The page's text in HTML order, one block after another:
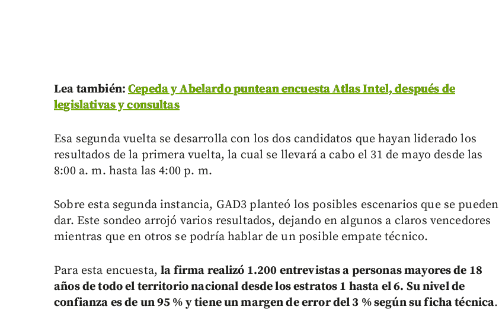
Lea también:Cepeda y Abelardo puntean encuesta Atlas Intel, después de
legislativas y consultas
Esa segunda vuelta se desarrolla con los dos candidatos que hayan liderado los
resultados de la primera vuelta, la cual se llevará a cabo el 31 de mayo desde las
8:00 a. m. hasta las 4:00 p. m.
Sobre esta segunda instancia, GAD3 planteó los posibles escenarios que se pueden
dar. Este sondeo arrojó varios resultados, dejando en algunos a claros vencedores
mientras que en otros se podría hablar de un posible empate técnico.
Para esta encuesta,la firma realizó 1.200 entrevistas a personas mayores de 18
años de todo el territorio nacional desde los estratos 1 hasta el 6. Su nivel de
confianza es de un 95 % y tiene un margen de error del 3 % según su ficha técnica.